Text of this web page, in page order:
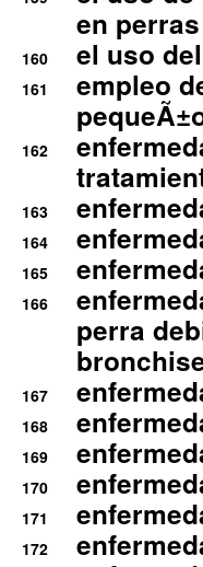
en
160 el uso
161
empleo
162
163
164
165
166
perra
167
168
169
170
171
172